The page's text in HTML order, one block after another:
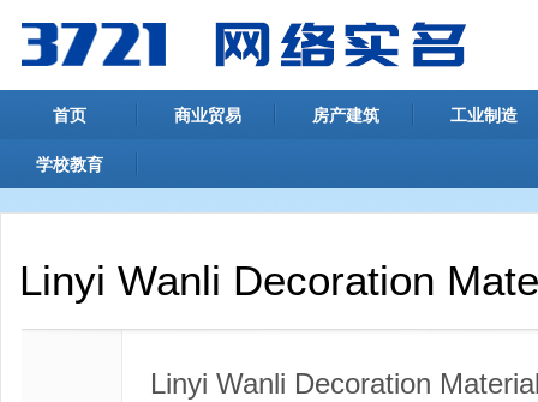
首页 商业贸易 房产建筑 工业制造
学校教育
Linyi Wanli Decoration
Linyi Wanli Decoration